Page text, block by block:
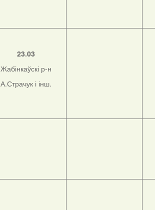
23.03
Жабінкаўскі р-н
А.Страчук і інш.